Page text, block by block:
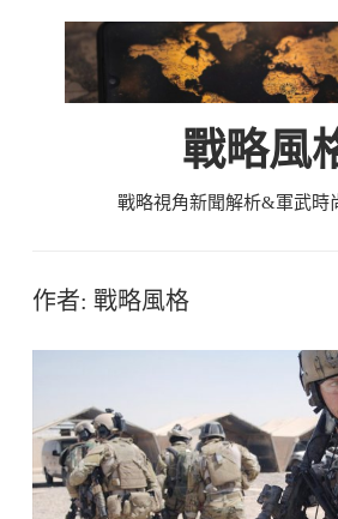
戰略風
戰略視角新聞解析&軍武時
作者: 戰略風格